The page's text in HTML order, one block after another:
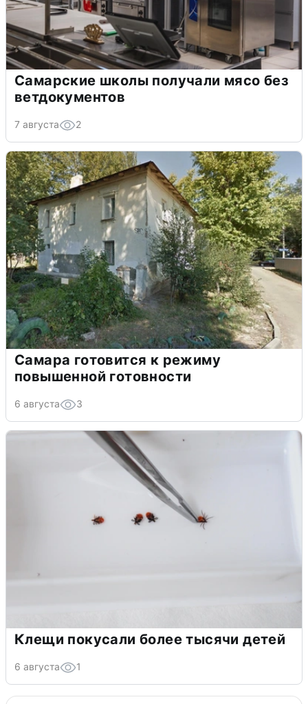
Самарские школы получали мясо без
ветдокументов
7 августа 2
Самара готовится к режиму
повышенной готовности
6 августа 3
Клещи покусали более тысячи детей
6 августа 1